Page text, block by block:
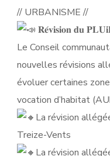
// URBANISME //
𝐑𝐞́𝐯𝐢𝐬𝐢𝐨𝐧 𝐝𝐮
Le Conseil
nouvelles révisions
évoluer certaines
vocation d’habitat
La révision
Treize-Vents
La révision